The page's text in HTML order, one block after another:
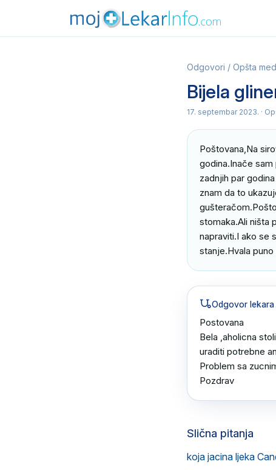
Odgovori / Opšta
Bijela
17. septembar 2023. ·
Poštovana,Na
godina.Inače
zadnjih par
znam da to
stomaka.Ali ništa
napraviti.I ako se
stanje.Hvala
Odgovor lekara
Postovana
Bela ,aholicna
uraditi potrebne
Problem sa
Pozdrav
Slična pitanja
koja jacina ljeka